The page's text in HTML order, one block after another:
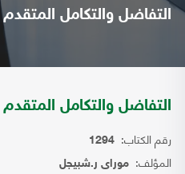
التفاضل والتكامل المتقدم
التفاضل والتكامل المتقدم
رقم الكتاب: 1294
المؤلف: موراى ر.شبيجل